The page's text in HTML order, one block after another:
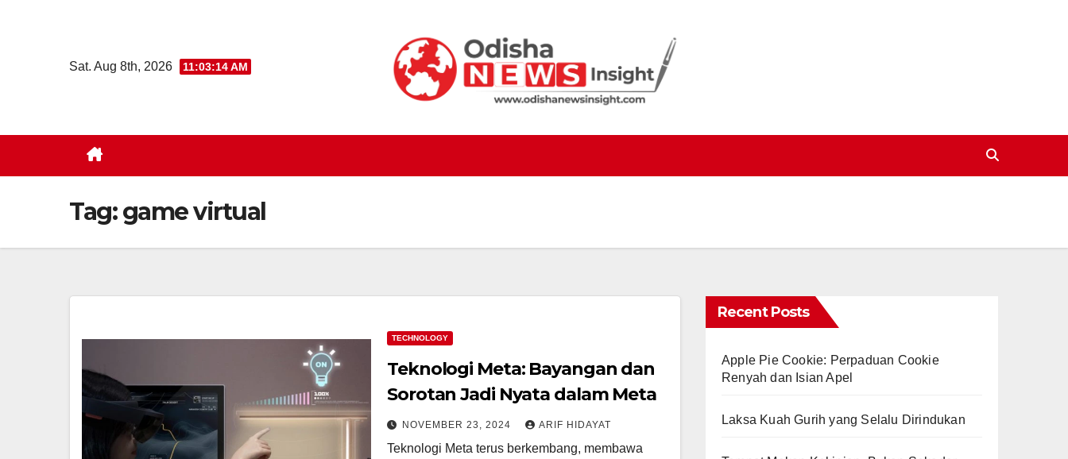
Sat. Aug 8th, 2026 11:03:15 AM
Tag:game virtual
TECHNOLOGY
Teknologi Meta: Bayangan dan
Sorotan Jadi Nyata dalam Meta
NOVEMBER 23, 2024 ARIF HIDAYAT
Teknologi Meta terus berkembang, membawa
Recent Posts
Apple Pie Cookie: Perpaduan Cookie
Renyah dan Isian Apel
Laksa Kuah Gurih yang Selalu Dirindukan